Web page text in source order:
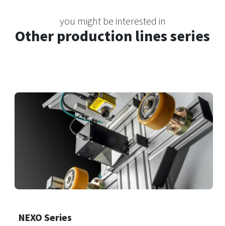
you might be interested in
Other production lines series
NEXO Series